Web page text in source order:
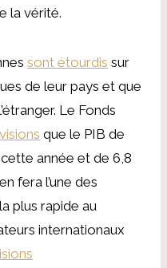
la vérité.
sont étourdis sur
de leur pays et que
Le Fonds
que le PIB de
cette année et de 6,8
fera l’une des
plus rapide au
internationaux